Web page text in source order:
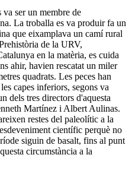
ser un membre de
La troballa es va produir fa un
que eixamplava un camí rural
de la URV,
en la matèria, es cuida
ahir, havien rescatat un miler
quadrats. Les peces han
capes inferiors, segons va
dels tres directors d'aquesta
Martínez i Albert Aulinas.
restes del paleolític a la
científic perquè no
siguin de basalt, fins al punt
circumstància a la